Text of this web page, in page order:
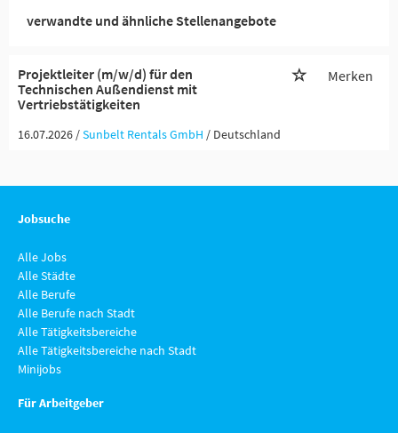
verwandte und ähnliche Stellenangebote
Projektleiter (m/w/d) für den
Technischen Außendienst mit
Vertriebstätigkeiten
Merken
16.07.2026 /Sunbelt Rentals GmbH / Deutschland
Jobsuche
Alle Jobs
Alle Städte
Alle Berufe
Alle Berufe nach Stadt
Alle Tätigkeitsbereiche
Alle Tätigkeitsbereiche nach Stadt
Minijobs
Für Arbeitgeber